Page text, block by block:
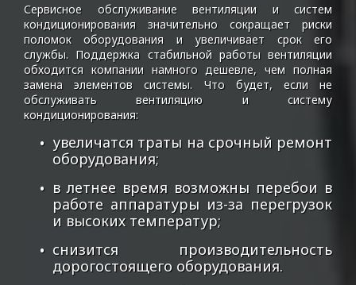
Сервисное обслуживание вентиляции и систем
кондиционирования значительно сокращает риски
поломок оборудования и увеличивает срок его
службы. Поддержка стабильной работы вентиляции
обходится компании намного дешевле, чем полная
замена элементов системы. Что будет, если не
обслуживать вентиляцию и систему
кондиционирования:
увеличатся траты на срочный ремонт
оборудования;
в летнее время возможны перебои в
работе аппаратуры из-за перегрузок
и высоких температур;
снизится производительность
дорогостоящего оборудования.